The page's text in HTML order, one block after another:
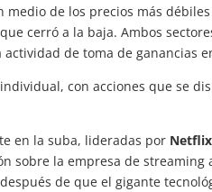
medio de los precios más
cerró a la baja. Ambos
de toma de ganancias
con acciones que se
en la suba, lideradas por
sobre la empresa de streaming
de que el gigante